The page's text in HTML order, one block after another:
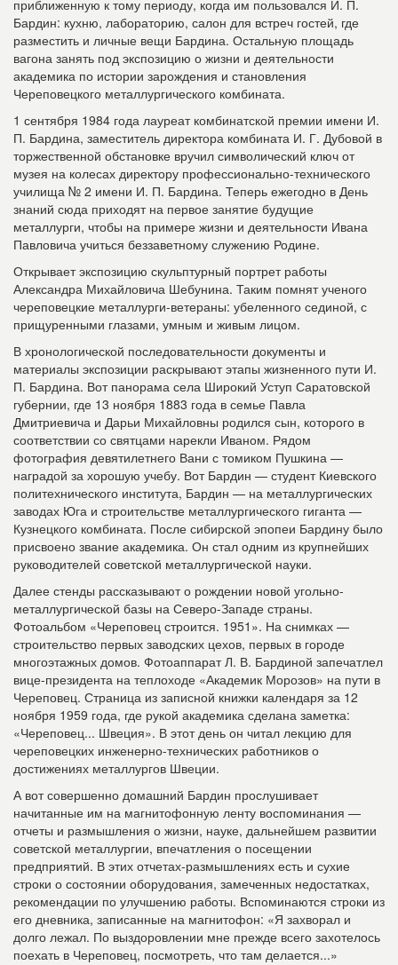
приближенную к тому периоду, когда им пользовался И. П.
Бардин: кухню, лабораторию, салон для встреч гостей, где
разместить и личные вещи Бардина. Остальную площадь
вагона занять под экспозицию о жизни и деятельности
академика по истории зарождения и становления
Череповецкого металлургического комбината.
1 сентября 1984 года лауреат комбинатской премии имени И.
П. Бардина, заместитель директора комбината И. Г. Дубовой в
торжественной обстановке вручил символический ключ от
музея на колесах директору профессионально-технического
училища № 2 имени И. П. Бардина. Теперь ежегодно в День
знаний сюда приходят на первое занятие будущие
металлурги, чтобы на примере жизни и деятельности Ивана
Павловича учиться беззаветному служению Родине.
Открывает экспозицию скульптурный портрет работы
Александра Михайловича Шебунина. Таким помнят ученого
череповецкие металлурги-ветераны: убеленного сединой, с
прищуренными глазами, умным и живым лицом.
В хронологической последовательности документы и
материалы экспозиции раскрывают этапы жизненного пути И.
П. Бардина. Вот панорама села Широкий Уступ Саратовской
губернии, где 13 ноября 1883 года в семье Павла
Дмитриевича и Дарьи Михайловны родился сын, которого в
соответствии со святцами нарекли Иваном. Рядом
фотография девятилетнего Вани с томиком Пушкина —
наградой за хорошую учебу. Вот Бардин — студент Киевского
политехнического института, Бардин — на металлургических
заводах Юга и строительстве металлургического гиганта —
Кузнецкого комбината. После сибирской эпопеи Бардину было
присвоено звание академика. Он стал одним из крупнейших
руководителей советской металлургической науки.
Далее стенды рассказывают о рождении новой угольно-
металлургической базы на Северо-Западе страны.
Фотоальбом «Череповец строится. 1951». На снимках —
строительство первых заводских цехов, первых в городе
многоэтажных домов. Фотоаппарат Л. В. Бардиной запечатлел
вице-президента на теплоходе «Академик Морозов» на пути в
Череповец. Страница из записной книжки календаря за 12
ноября 1959 года, где рукой академика сделана заметка:
«Череповец... Швеция». В этот день он читал лекцию для
череповецких инженерно-технических работников о
достижениях металлургов Швеции.
А вот совершенно домашний Бардин прослушивает
начитанные им на магнитофонную ленту воспоминания —
отчеты и размышления о жизни, науке, дальнейшем развитии
советской металлургии, впечатления о посещении
предприятий. В этих отчетах-размышлениях есть и сухие
строки о состоянии оборудования, замеченных недостатках,
рекомендации по улучшению работы. Вспоминаются строки из
его дневника, записанные на магнитофон: «Я захворал и
долго лежал. По выздоровлении мне прежде всего захотелось
поехать в Череповец, посмотреть, что там делается...»